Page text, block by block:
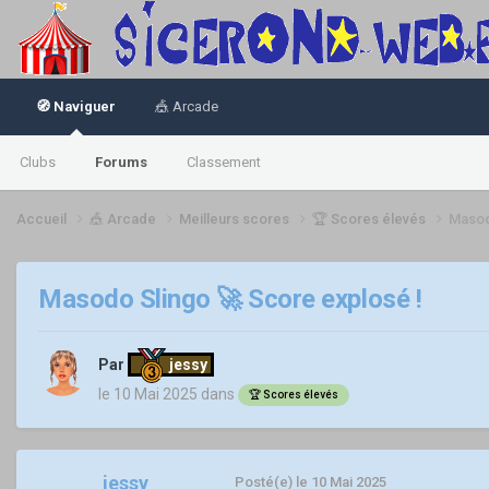
🧭 Naviguer
Clubs Forums Classement
🎪 Arcade
Accueil 🎪 Arcade Meilleurs scores 🏆 Scores élevés
Masodo Slingo 🚀 Score explosé !
Par
jessy
le 10 Mai 2025 dans 🏆 Scores élevés
jessy Posté(e) le 10 Mai 2025